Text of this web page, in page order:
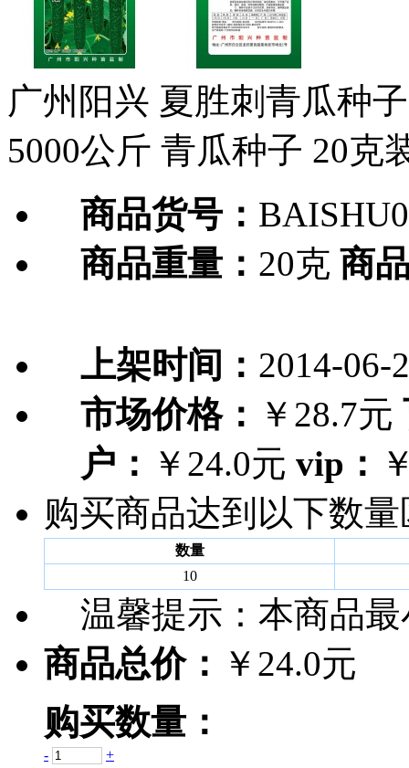
广州阳兴 夏胜刺青瓜种
5000公斤 青瓜种子 20克
商品货号：
商品重量： 20克 商
上架时间： 2014-06-
市场价格： ￥28.7元
户： ￥24.0元 vip：
购买商品达到以下数
数量
10
温馨提示： 本商品
商品总价： ￥24.0元
购买数量：
- +